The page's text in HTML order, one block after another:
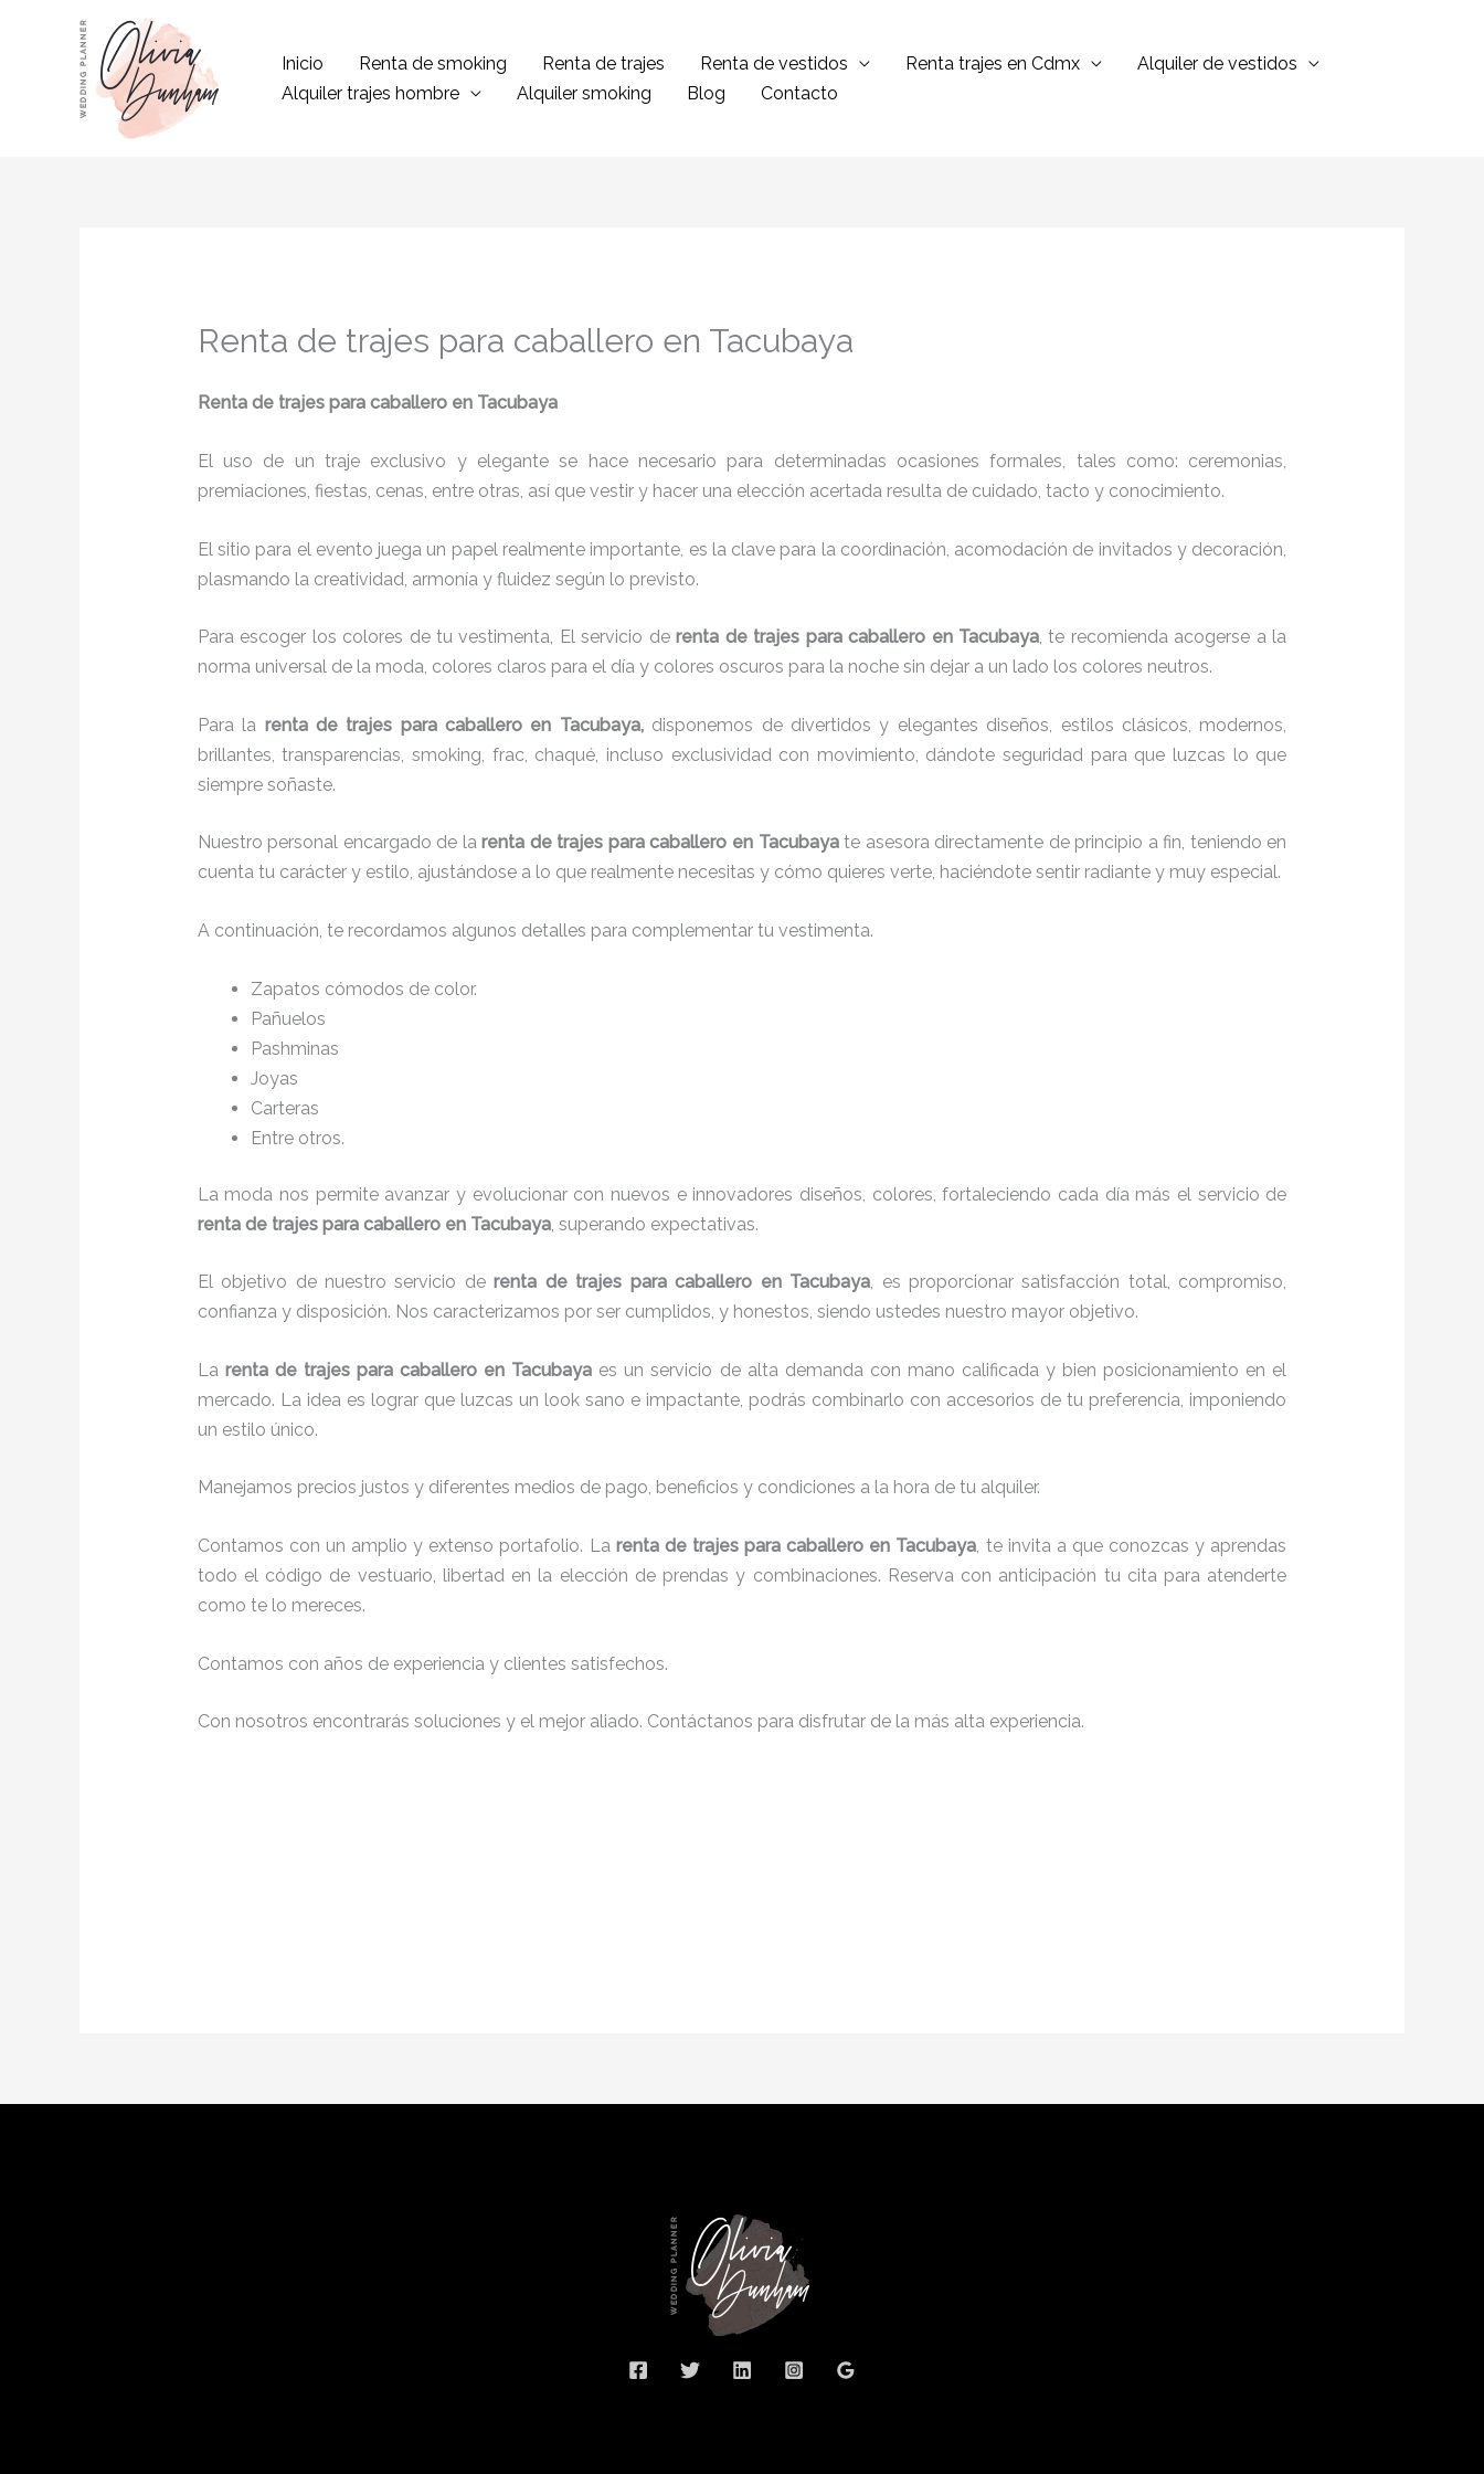
contenido
Inicio Renta de smoking Renta de trajes Renta de vestidos Renta trajes en Cdmx
Alquiler de vestidos
Alquiler trajes hombre
Alquiler smoking Blog Contacto
Renta de trajes para caballero en Tacubaya
Renta de trajes para caballero en Tacubaya
El uso de un traje exclusivo y elegante se hace necesario para determinadas ocasiones formales, tales como: ceremonias,
premiaciones, fiestas, cenas, entre otras, así que vestir y hacer una elección acertada resulta de cuidado, tacto y conocimiento.
El sitio para el evento juega un papel realmente importante, es la clave para la coordinación, acomodación de invitados y decoración,
plasmando la creatividad, armonía y fluidez según lo previsto.
Para escoger los colores de tu vestimenta, El servicio derenta de trajes para caballero en Tacubaya, te recomienda acogerse a la
norma universal de la moda, colores claros para el día y colores oscuros para la noche sin dejar a un lado los colores neutros.
Para la renta de trajes para caballero en Tacubaya, disponemos de divertidos y elegantes diseños, estilos clásicos, modernos,
brillantes, transparencias, smoking, frac, chaqué, incluso exclusividad con movimiento, dándote seguridad para que luzcas lo que
siempre soñaste.
Nuestro personal encargado de larenta de trajes para caballero en Tacubayate asesora directamente de principio a fin, teniendo en
cuenta tu carácter y estilo, ajustándose a lo que realmente necesitas y cómo quieres verte, haciéndote sentir radiante y muy especial.
A continuación, te recordamos algunos detalles para complementar tu vestimenta.
Zapatos cómodos de color.
Pañuelos
Pashminas
Joyas
Carteras
Entre otros.
La moda nos permite avanzar y evolucionar con nuevos e innovadores diseños, colores, fortaleciendo cada día más el servicio de
renta de trajes para caballero en Tacubaya, superando expectativas.
El objetivo de nuestro servicio derenta de trajes para caballero en Tacubaya, es proporcionar satisfacción total, compromiso,
confianza y disposición. Nos caracterizamos por ser cumplidos, y honestos, siendo ustedes nuestro mayor objetivo.
La renta de trajes para caballero en Tacubaya es un servicio de alta demanda con mano calificada y bien posicionamiento en el
mercado. La idea es lograr que luzcas un look sano e impactante, podrás combinarlo con accesorios de tu preferencia, imponiendo
un estilo único.
Manejamos precios justos y diferentes medios de pago, beneficios y condiciones a la hora de tu alquiler.
Contamos con un amplio y extenso portafolio. La renta de trajes para caballero en Tacubaya, te invita a que conozcas y aprendas
todo el código de vestuario, libertad en la elección de prendas y combinaciones. Reserva con anticipación tu cita para atenderte
como te lo mereces.
Contamos con años de experiencia y clientes satisfechos.
Con nosotros encontrarás soluciones y el mejor aliado. Contáctanos para disfrutar de la más alta experiencia.